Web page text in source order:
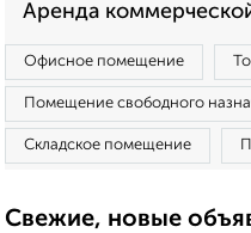
Аренда
Офисное помещение
Помещение свободного
Складское помещение
Свежие, новые